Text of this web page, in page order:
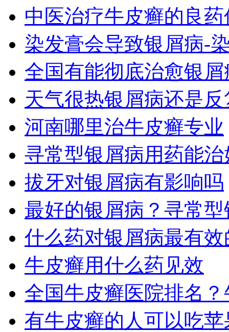
中医治疗牛皮癣的良药
染发膏会导致银屑病-
全国有能彻底治愈银
天气很热银屑病还是反
河南哪里治牛皮癣专业
寻常型银屑病用药能治
拔牙对银屑病有影响吗
最好的银屑病？寻常
什么药对银屑病最有
牛皮癣用什么药见效
全国牛皮癣医院排名
有牛皮癣的人可以吃